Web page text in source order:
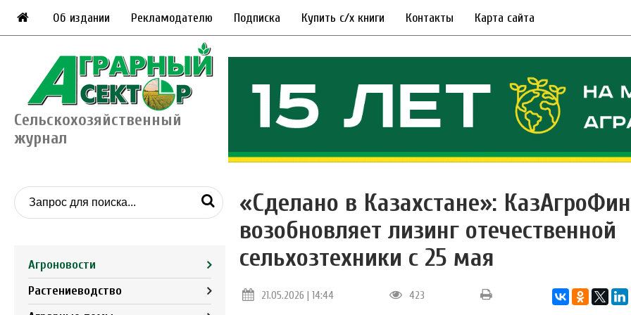
Об издании Рекламодателю Подписка Купить с/х книги Контакты Карта сайта
Сельскохозяйственный
журнал
Агроновости
Растениеводство
«Сделано в Казахстане»:
возобновляет лизинг отечественной
сельхозтехники с 25 мая
21.05.2026 | 14:44 423